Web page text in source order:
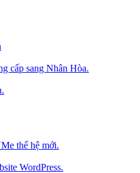
cấp sang Nhân Hòa.
thế hệ mới.
WordPress.